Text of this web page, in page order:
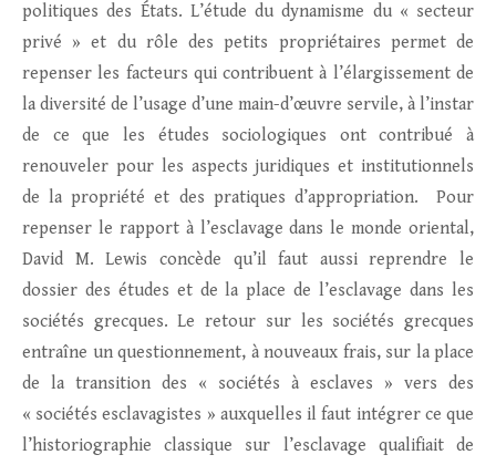
politiques des États. L’étude du dynamisme du « secteur
privé » et du rôle des petits propriétaires permet de
repenser les facteurs qui contribuent à l’élargissement de
la diversité de l’usage d’une main-d’œuvre servile, à l’instar
de ce que les études sociologiques ont contribué à
renouveler pour les aspects juridiques et institutionnels
de la propriété et des pratiques d’appropriation. Pour
repenser le rapport à l’esclavage dans le monde oriental,
David M. Lewis concède qu’il faut aussi reprendre le
dossier des études et de la place de l’esclavage dans les
sociétés grecques. Le retour sur les sociétés grecques
entraîne un questionnement, à nouveaux frais, sur la place
de la transition des « sociétés à esclaves » vers des
« sociétés esclavagistes » auxquelles il faut intégrer ce que
l’historiographie classique sur l’esclavage qualifiait de